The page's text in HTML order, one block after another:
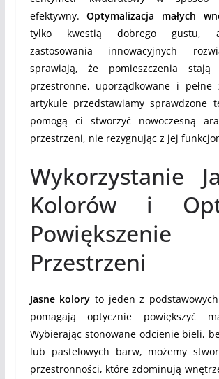
efektywny.Optymalizacja małych
tylko kwestią dobrego gustu,
zastosowania innowacyjnych
sprawiają, że pomieszczenia
przestronne, uporządkowane i pełne
artykule przedstawiamy sprawdzone
pomogą ci stworzyć nowoczesną
przestrzeni, nie rezygnując z jej
Wykorzystanie
Kolorów i
Powiększenie
Przestrzeni
Jasne kolory to jeden z
pomagają optycznie powiększyć
Wybierając stonowane odcienie bieli,
lub pastelowych barw, możemy
przestronności, które zdominują